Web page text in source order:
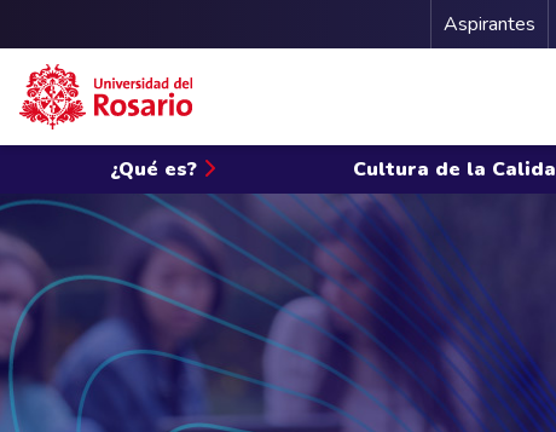
Pasar al contenido principal
Aspirantes
¿Qué es? Cultura de la